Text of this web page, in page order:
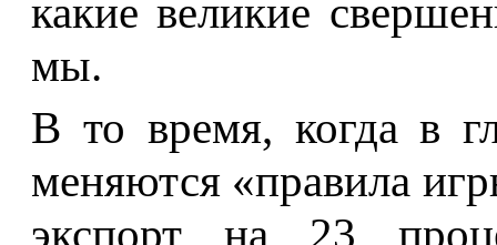
какие великие
мы.
В то время, когда в
меняются «правила
экспорт на 23